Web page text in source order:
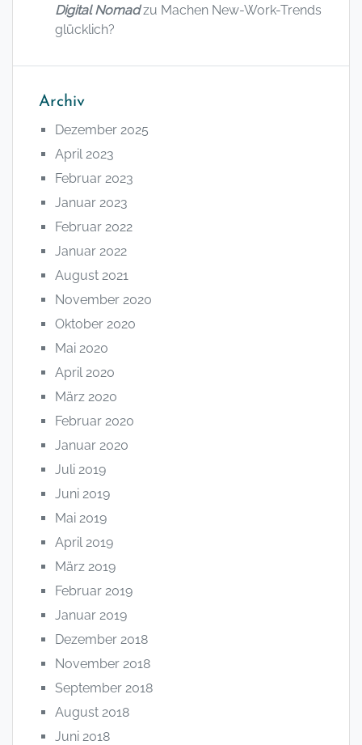
Digital Nomadzu Machen New-Work-Trends
glücklich?
Archiv
Dezember 2025
April 2023
Februar 2023
Januar 2023
Februar 2022
Januar 2022
August 2021
November 2020
Oktober 2020
Mai 2020
April 2020
März 2020
Februar 2020
Januar 2020
Juli 2019
Juni 2019
Mai 2019
April 2019
März 2019
Februar 2019
Januar 2019
Dezember 2018
November 2018
September 2018
August 2018
Juni 2018